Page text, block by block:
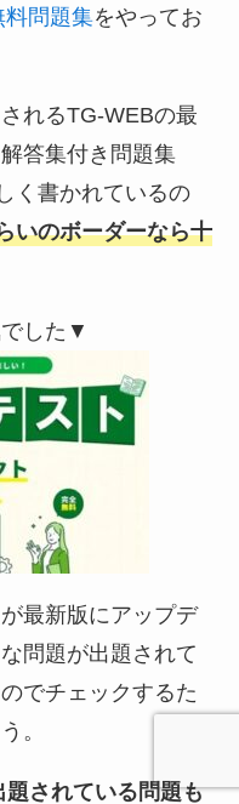
料問題集をやってお
れるTG-WEBの最
答集付き問題集
く書かれているの
いのボーダーなら十
した▼
最新版にアップデ
問題が出題されて
でチェックするた
。
されている問題も